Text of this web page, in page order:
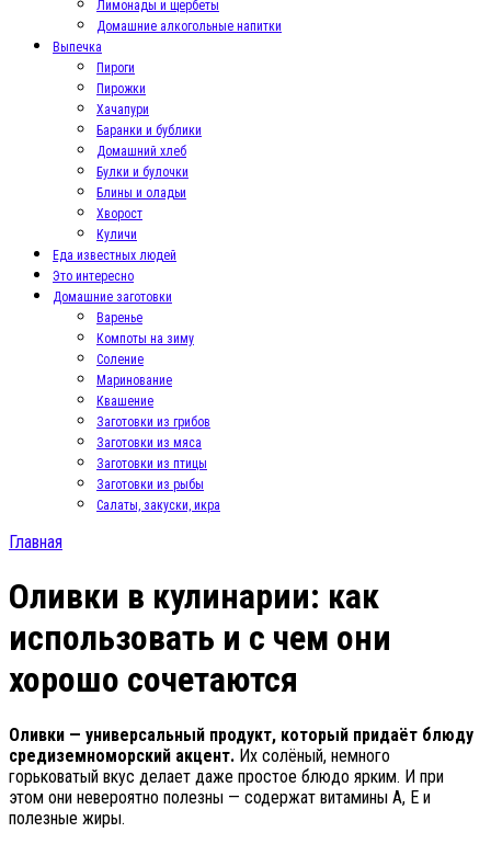
Лимонады и щербеты
Домашние алкогольные напитки
Выпечка
Пироги
Пирожки
Хачапури
Баранки и бублики
Домашний хлеб
Булки и булочки
Блины и оладьи
Хворост
Куличи
Еда известных людей
Это интересно
Домашние заготовки
Варенье
Компоты на зиму
Соление
Маринование
Квашение
Заготовки из грибов
Заготовки из мяса
Заготовки из птицы
Заготовки из рыбы
Салаты, закуски, икра
Главная
Оливки в кулинарии: как
использовать и с чем они
хорошо сочетаются
Оливки — универсальный продукт, который придаёт блюду
средиземноморский акцент. Их солёный, немного
горьковатый вкус делает даже простое блюдо ярким. И при
этом они невероятно полезны — содержат витамины A, E и
полезные жиры.